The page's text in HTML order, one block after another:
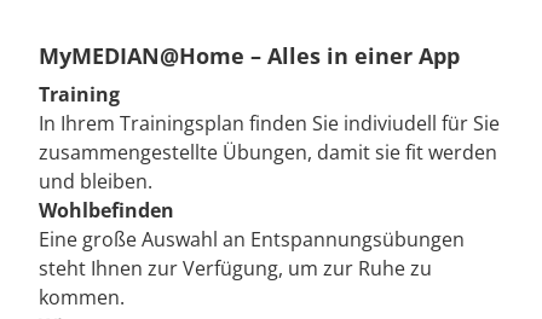
MyMEDIAN@Home – Alles in einer App
Training
In Ihrem Trainingsplan finden Sie indiviudell für Sie
zusammengestellte Übungen, damit sie fit werden
und bleiben.
Wohlbefinden
Eine große Auswahl an Entspannungsübungen
steht Ihnen zur Verfügung, um zur Ruhe zu
kommen.